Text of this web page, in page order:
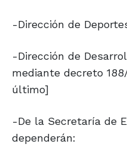
-Dirección de
-Dirección de
mediante decreto
último]
-De la Secretaría de
dependerán: